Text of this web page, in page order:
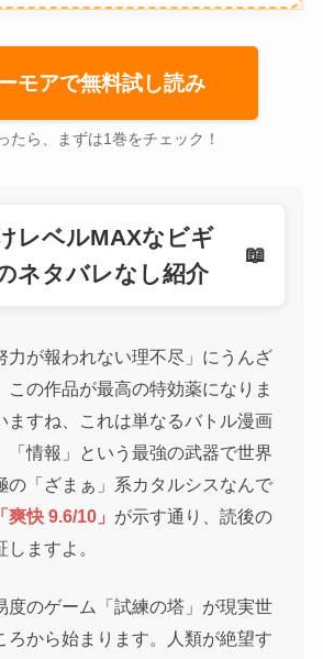
モアで無料試し読み
たら、まずは1巻をチェック！
レベルMAXなビギ
ネタバレなし紹介
力が報われない理不尽」にうんざ
この作品が最高の特効薬になりま
ますね、これは単なるバトル漫画
「情報」という最強の武器で世界
の「ざまぁ」系カタルシスなんで
快 9.6/10」 が示す通り、読後の
ますよ。
度のゲーム「試練の塔」が現実世
ろから始まります。人類が絶望す